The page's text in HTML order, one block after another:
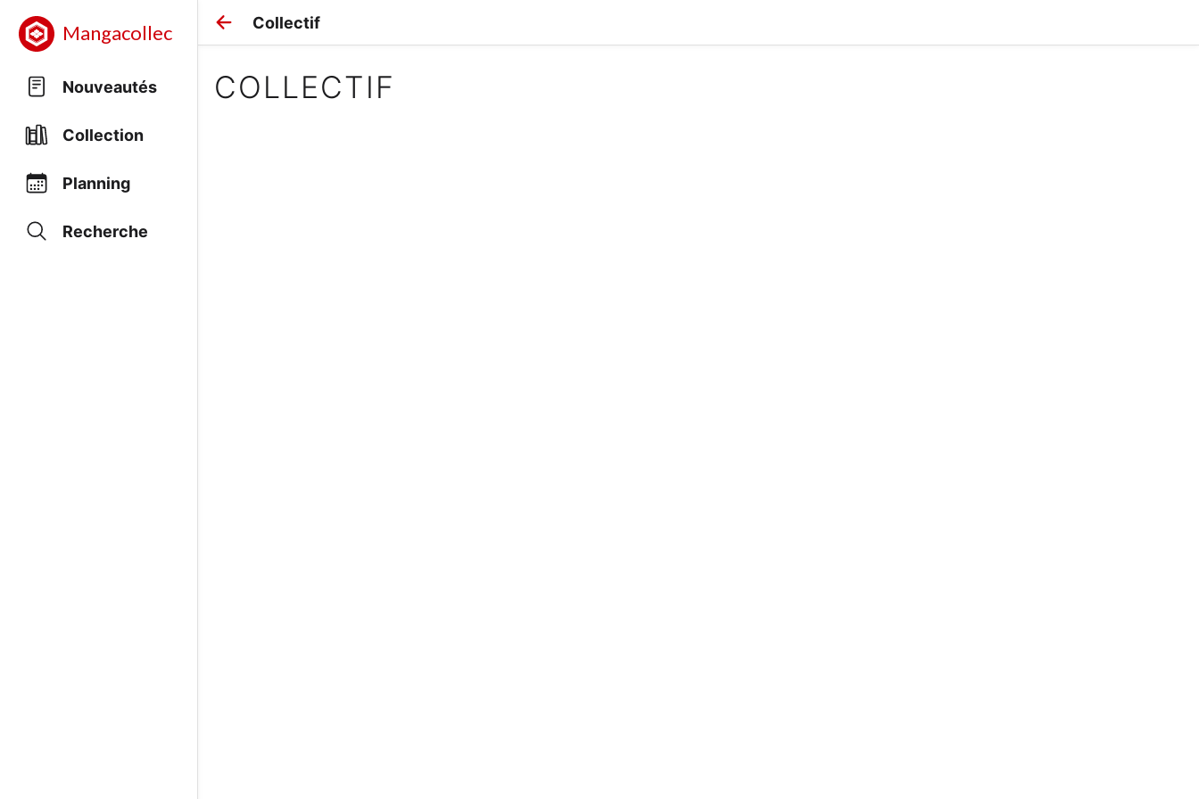
Mangacollec
Nouveautés
Collection
Planning
Recherche
Collectif
COLLECTIF